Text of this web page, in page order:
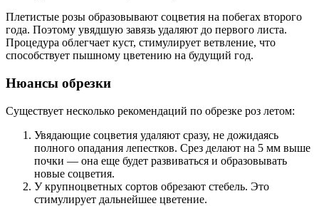
Плетистые розы образовывают соцветия на побегах второго
года. Поэтому увядшую завязь удаляют до первого листа.
Процедура облегчает куст, стимулирует ветвление, что
способствует пышному цветению на будущий год.
Нюансы обрезки
Существует несколько рекомендаций по обрезке роз летом:
Увядающие соцветия удаляют сразу, не дожидаясь
полного опадания лепестков. Срез делают на 5 мм выше
почки — она еще будет развиваться и образовывать
новые соцветия.
У крупноцветных сортов обрезают стебель. Это
стимулирует дальнейшее цветение.